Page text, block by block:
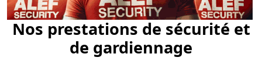
Nos prestations de sécurité et
de gardiennage